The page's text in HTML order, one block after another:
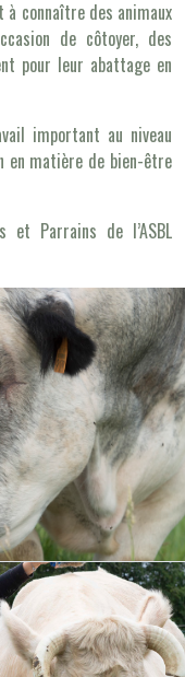
à connaître des animaux
de côtoyer, des
pour leur abattage en
important au niveau
en matière de bien-être
Parrains de l’ASBL